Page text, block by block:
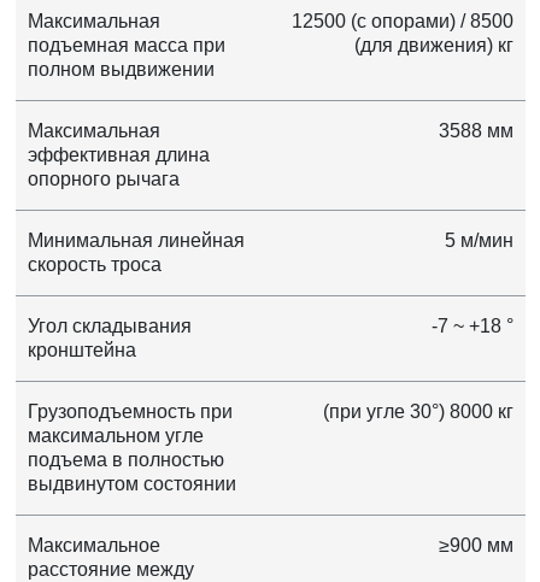
Максимальная
подъемная масса при
полном выдвижении
12500 (с опорами) / 8500
(для движения) кг
Максимальная
эффективная длина
опорного рычага
3588 мм
Минимальная линейная
скорость троса
5 м/мин
Угол складывания
кронштейна
-7 ~ +18 °
Грузоподъемность при
максимальном угле
подъема в полностью
выдвинутом состоянии
(при угле 30°) 8000 кг
Максимальное
расстояние между
≥900 мм